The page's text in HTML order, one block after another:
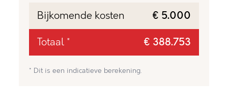
Bijkomende kosten
€ 5.000
Totaal *
€ 388.753
* Dit is een indicatieve berekening.